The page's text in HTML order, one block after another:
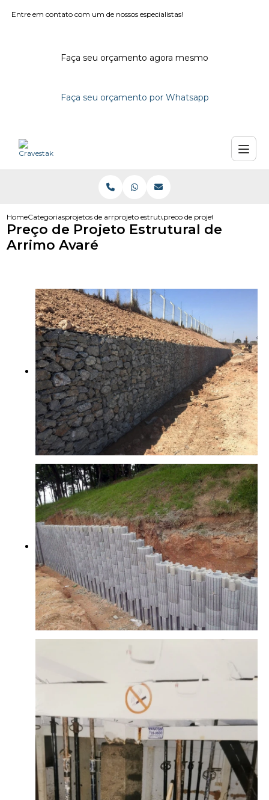
Entre em contato com um de nossos especialistas!
Faça seu orçamento agora mesmo
Faça seu orçamento por Whatsapp
HomeCategoriasprojetos de arrimoprojeto estrutural de arrimopreco de projeto estrutural de
Preço de Projeto Estrutural de
Arrimo Avaré